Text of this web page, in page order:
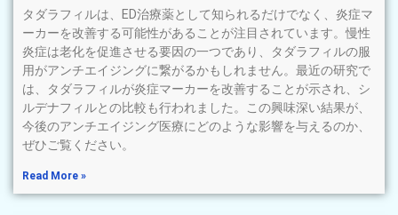
タダラフィルは、ED治療薬として知られるだけでなく、炎症マ
ーカーを改善する可能性があることが注目されています。慢性
炎症は老化を促進させる要因の一つであり、タダラフィルの服
用がアンチエイジングに繋がるかもしれません。最近の研究で
は、タダラフィルが炎症マーカーを改善することが示され、シ
ルデナフィルとの比較も行われました。この興味深い結果が、
今後のアンチエイジング医療にどのような影響を与えるのか、
ぜひご覧ください。
Read More »